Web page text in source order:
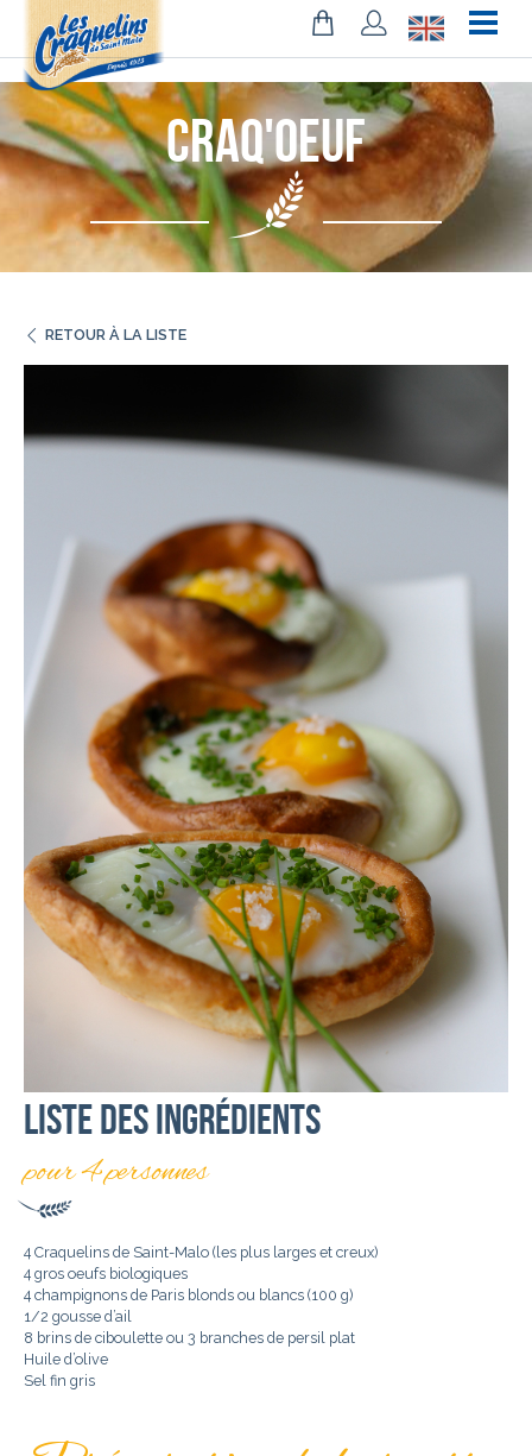
!-- Facebook Pixel Code -->
Craq'Oeuf
RETOUR À LA LISTE
Liste des ingrédients
pour 4 personnes
4 Craquelins de Saint-Malo (les plus larges et creux)
4 gros oeufs biologiques
4 champignons de Paris blonds ou blancs (100 g)
1/2 gousse d’ail
8 brins de ciboulette ou 3 branches de persil plat
Huile d’olive
Sel fin gris